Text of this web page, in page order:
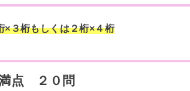
×３桁もしくは２桁×４桁
点 ２０問